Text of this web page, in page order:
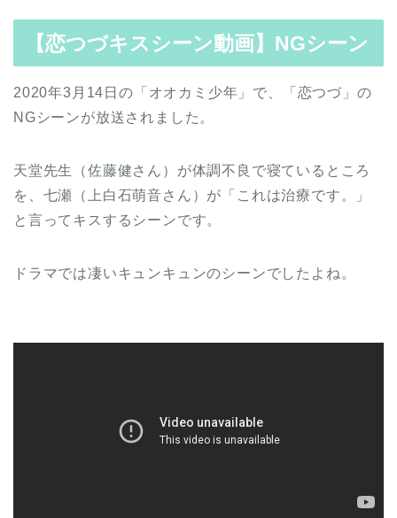
【恋つづキスシーン動画】NGシーン
2020年3月14日の「オオカミ少年」で、「恋つづ」の
NGシーンが放送されました。
天堂先生（佐藤健さん）が体調不良で寝ているところ
を、七瀬（上白石萌音さん）が「これは治療です。」
と言ってキスするシーンです。
ドラマでは凄いキュンキュンのシーンでしたよね。